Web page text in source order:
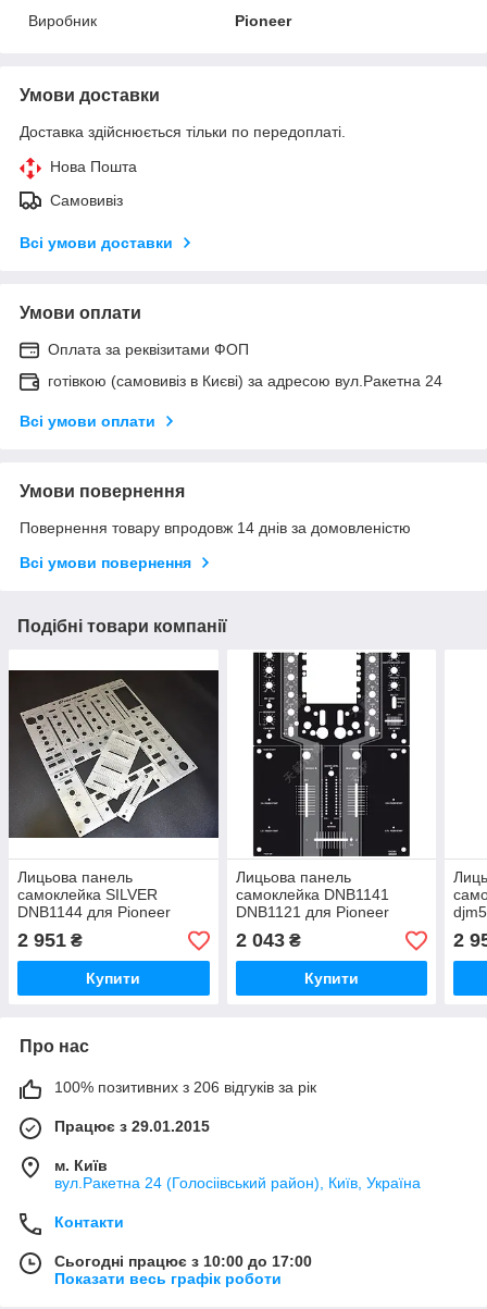
Виробник
Pioneer
Умови доставки
Доставка здійснюється тільки по передоплаті.
Нова Пошта
Самовивіз
Всі умови доставки
Умови оплати
Оплата за реквізитами ФОП
готівкою (самовивіз в Києві) за адресою вул.Ракетна 24
Всі умови оплати
Умови повернення
Повернення товару впродовж 14 днів за домовленістю
Всі умови повернення
Подібні товари компанії
Лицьова панель
самоклейка SILVER
DNB1144 для Pioneer
djm800
2 951 ₴
Купити
Лицьова панель
самоклейка DNB1141
DNB1121 для Pioneer
DJM-909
2 043₴
Купити
2
Про нас
100% позитивних з 206 відгуків за рік
Працює з 29.01.2015
м. Київ
вул.Ракетна 24 (Голосіівський район), Київ, Україна
Контакти
Сьогодні працює з 10:00 до 17:00
Показати весь графік роботи